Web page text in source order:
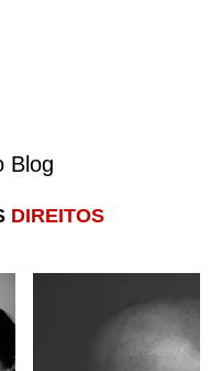
Blog
DIREITOS
quanto você vai
O valor da
aposentadoria